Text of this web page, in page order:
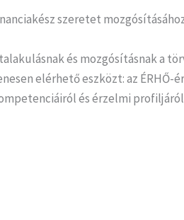
szeretet
és mozgósításnak a
elérhető eszközt: az
és érzelmi